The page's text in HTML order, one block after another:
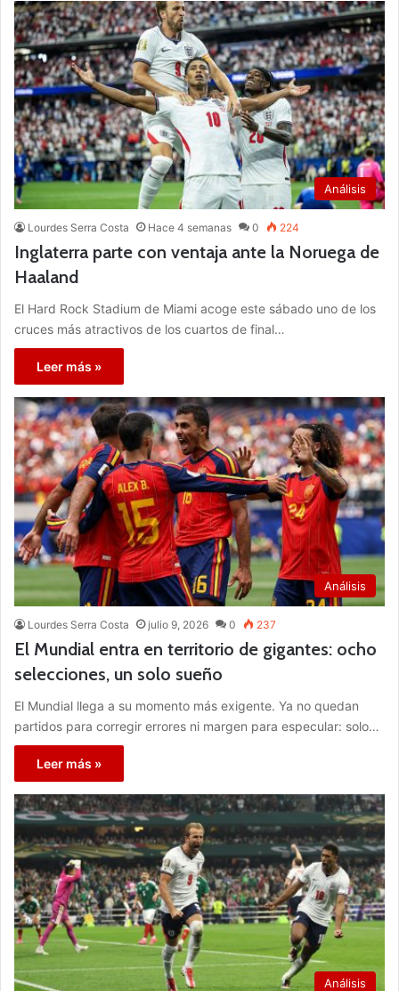
Análisis
Lourdes Serra Costa Hace 4 semanas 0 224
Inglaterra parte con ventaja ante la Noruega de
Haaland
El Hard Rock Stadium de Miami acoge este sábado uno de los
cruces más atractivos de los cuartos de final…
Leer más »
Análisis
Lourdes Serra Costa julio 9, 2026 0 237
El Mundial entra en territorio de gigantes: ocho
selecciones, un solo sueño
El Mundial llega a su momento más exigente. Ya no quedan
partidos para corregir errores ni margen para especular: solo…
Leer más »
Análisis